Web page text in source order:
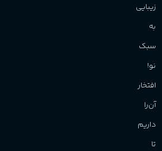
زیبایی
به
سبک
نو!
افتخار
آن‌را
داریم
تا